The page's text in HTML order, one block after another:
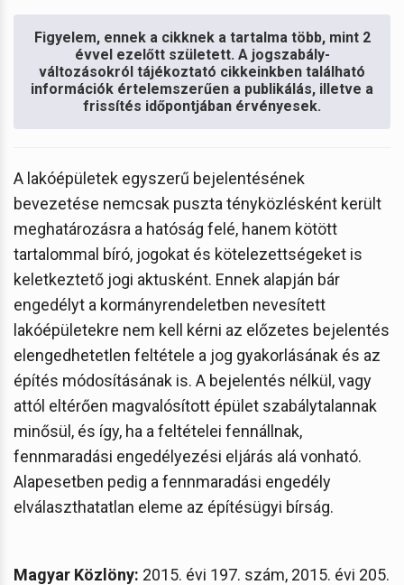
Figyelem, ennek a cikknek a tartalma több, mint 2
évvel ezelőtt született. A jogszabály-
változásokról tájékoztató cikkeinkben található
információk értelemszerűen a publikálás, illetve a
frissítés időpontjában érvényesek.
A lakóépületek egyszerű bejelentésének
bevezetése nemcsak puszta tényközlésként került
meghatározásra a hatóság felé, hanem kötött
tartalommal bíró, jogokat és kötelezettségeket is
keletkeztető jogi aktusként. Ennek alapján bár
engedélyt a kormányrendeletben nevesített
lakóépületekre nem kell kérni az előzetes bejelentés
elengedhetetlen feltétele a jog gyakorlásának és az
építés módosításának is. A bejelentés nélkül, vagy
attól eltérően magvalósított épület szabálytalannak
minősül, és így, ha a feltételei fennállnak,
fennmaradási engedélyezési eljárás alá vonható.
Alapesetben pedig a fennmaradási engedély
elválaszthatatlan eleme az építésügyi bírság.
Magyar Közlöny: 2015. évi 197. szám, 2015. évi 205.